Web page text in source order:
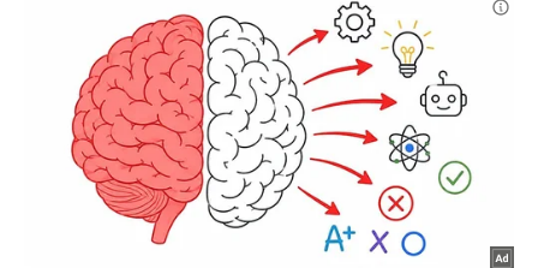
STREAMING E SERIE TV